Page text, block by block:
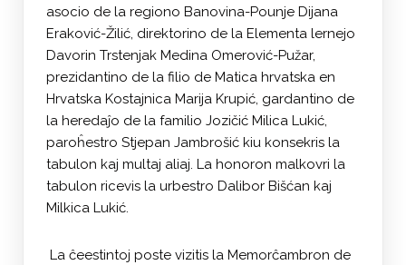
asocio de la regiono Banovina-Pounje Dijana
Eraković-Žilić, direktorino de la Elementa lernejo
Davorin Trstenjak Medina Omerović-Pužar,
prezidantino de la filio de Matica hrvatska en
Hrvatska Kostajnica Marija Krupić, gardantino de
la heredaĵo de la familio Jozičić Milica Lukić,
paroĥestro Stjepan Jambrošić kiu konsekris la
tabulon kaj multaj aliaj. La honoron malkovri la
tabulon ricevis la urbestro Dalibor Bišćan kaj
Milkica Lukić.
La ĉeestintoj poste vizitis la Memorĉambron de